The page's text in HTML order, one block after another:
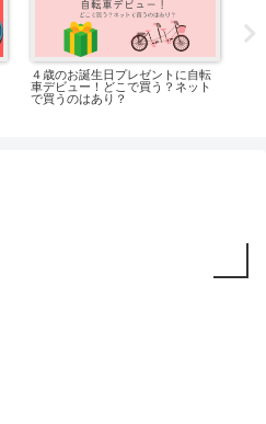
４歳のお誕生日プレゼントに自転
車デビュー！どこで買う？ネット
で買うのはあり？